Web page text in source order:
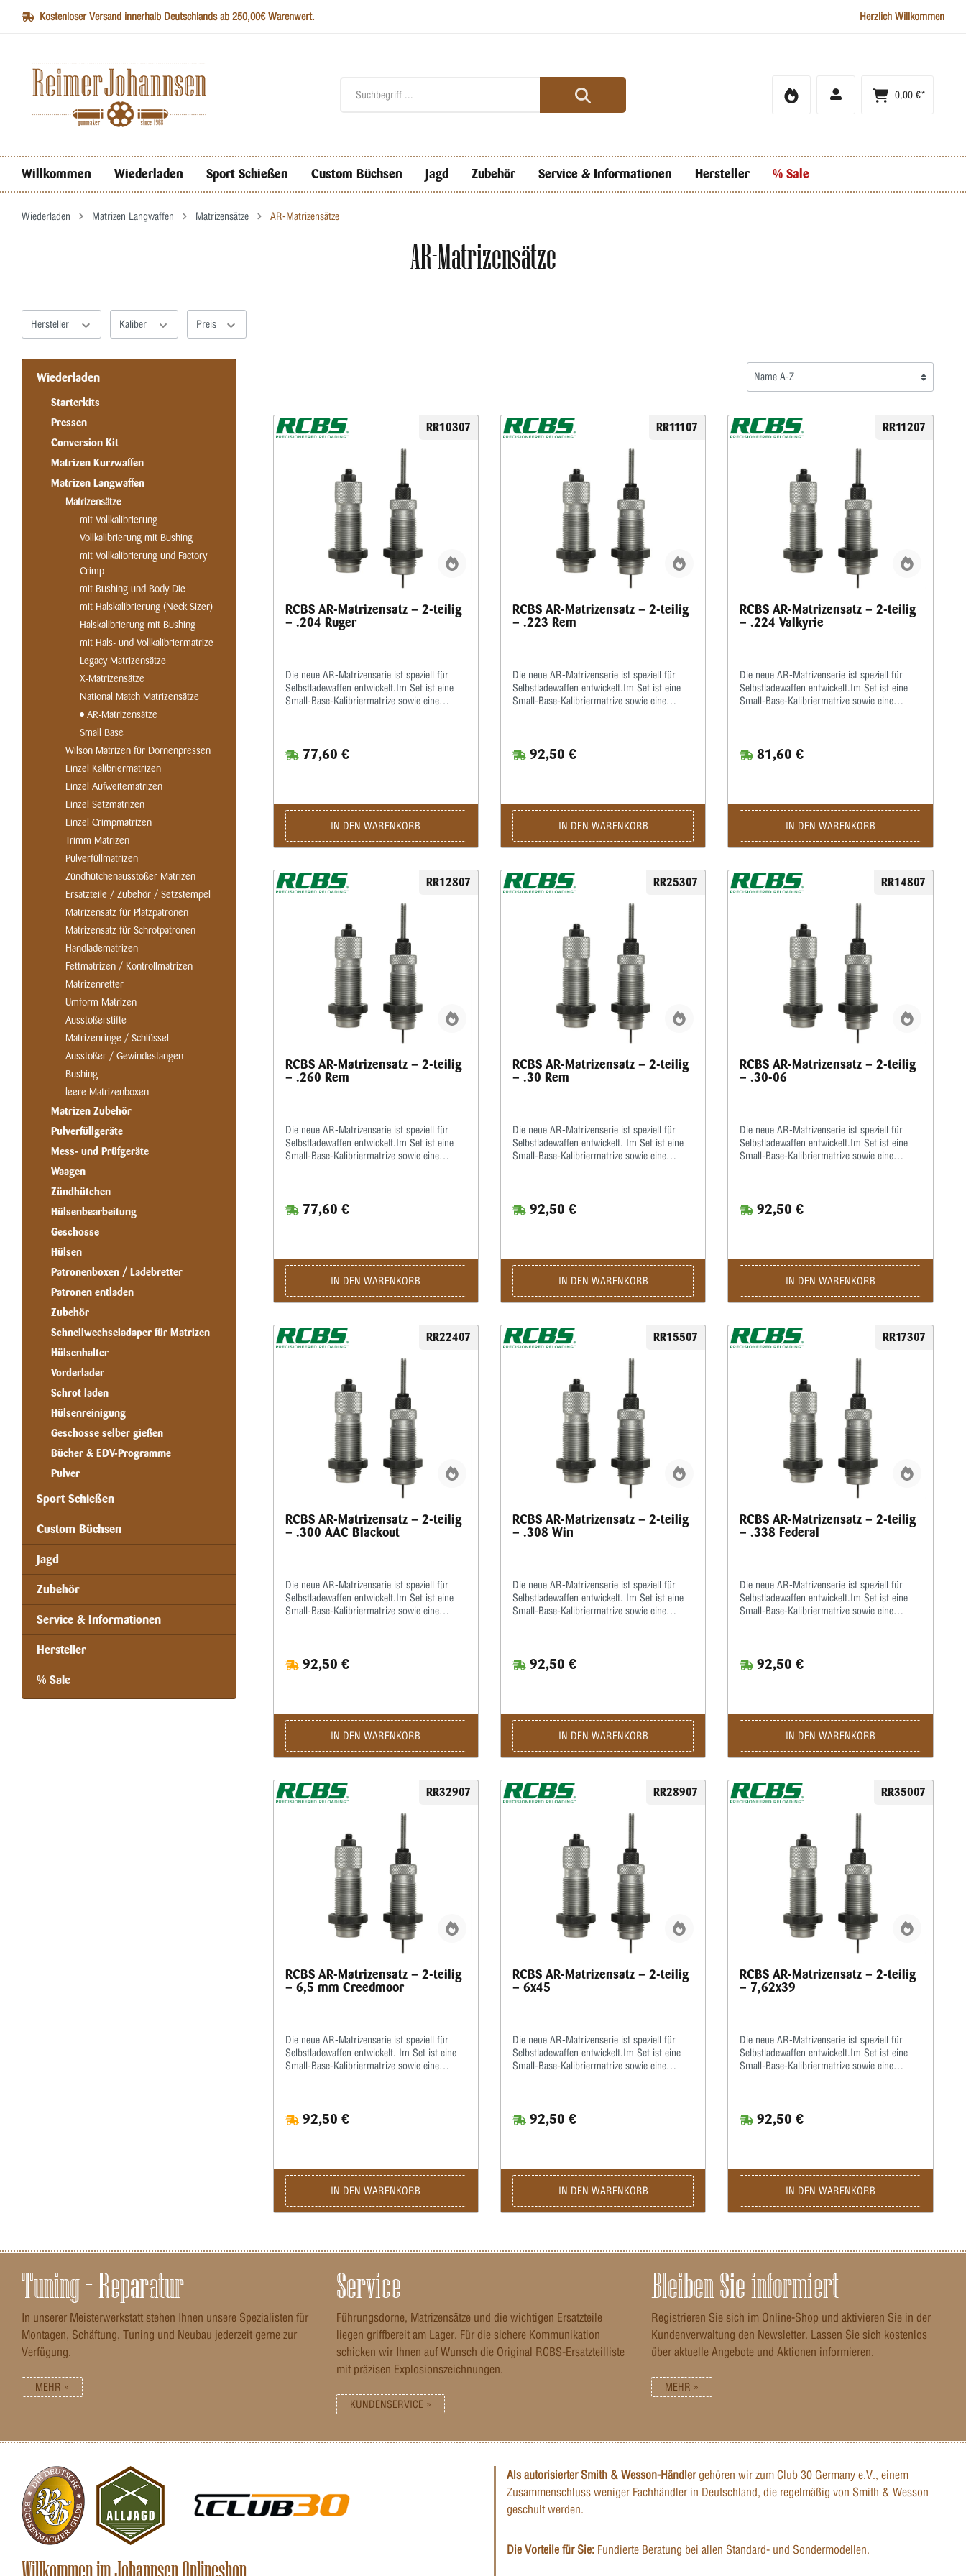
Kostenloser Versand innerhalb Deutschlands ab 250,00€ Warenwert. Herzlich Willkommen
0,00 €*
Willkommen Wiederladen Sport Schießen Custom Büchsen Jagd Zubehör Service & Informationen Hersteller % Sale
Wiederladen Matrizen Langwaffen Matrizensätze AR-Matrizensätze
AR-Matrizensätze
Hersteller Kaliber Preis
Wiederladen
Starterkits
Pressen
Conversion Kit
Matrizen Kurzwaffen
Matrizen Langwaffen
Matrizensätze
mit Vollkalibrierung
Vollkalibrierung mit Bushing
mit Vollkalibrierung und Factory
Crimp
mit Bushing und Body Die
mit Halskalibrierung (Neck Sizer)
Halskalibrierung mit Bushing
mit Hals- und Vollkalibriermatrize
Legacy Matrizensätze
X-Matrizensätze
National Match Matrizensätze
AR-Matrizensätze
Small Base
Wilson Matrizen für Dornenpressen
Einzel Kalibriermatrizen
Einzel Aufweitematrizen
Einzel Setzmatrizen
Einzel Crimpmatrizen
Trimm Matrizen
Pulverfüllmatrizen
Zündhütchenausstoßer Matrizen
Ersatzteile / Zubehör / Setzstempel
Matrizensatz für Platzpatronen
Matrizensatz für Schrotpatronen
Handladematrizen
Fettmatrizen / Kontrollmatrizen
Matrizenretter
Umform Matrizen
Ausstoßerstifte
Matrizenringe / Schlüssel
Ausstoßer / Gewindestangen
Bushing
leere Matrizenboxen
Matrizen Zubehör
Pulverfüllgeräte
Mess- und Prüfgeräte
Waagen
Zündhütchen
Hülsenbearbeitung
Geschosse
Hülsen
Patronenboxen / Ladebretter
Patronen entladen
Zubehör
Schnellwechseladaper für Matrizen
Hülsenhalter
Vorderlader
Schrot laden
Hülsenreinigung
Geschosse selber gießen
Bücher & EDV-Programme
Pulver
Sport Schießen
Custom Büchsen
Jagd
Zubehör
Service & Informationen
Hersteller
% Sale
RR10307
RCBS AR-Matrizensatz – 2-teilig
– .204 Ruger
Die neue AR-Matrizenserie ist speziell für
Selbstladewaffen entwickelt.Im Set ist eine
Small-Base-Kalibriermatrize sowie eine
kalibriert.Der Taper-Crimp garantiert einen
festen Geschosssitz auch bei Geschossen
Hülsenlängen, wie sie beim Rollcrimpen
entstehen können, werden hierdurch
ebenfalls vermieden.
77,60 €
IN DEN WARENKORB
RR11107
RCBS AR-Matrizensatz – 2-teilig
– .223 Rem
Die neue AR-Matrizenserie ist speziell für
Selbstladewaffen entwickelt.Im Set ist eine
Small-Base-Kalibriermatrize sowie eine
kalibriert.Der Taper-Crimp garantiert einen
festen Geschosssitz auch bei Geschossen
Hülsenlängen, wie sie beim Rollcrimpen
entstehen können, werden hierdurch
ebenfalls vermieden.
92,50 €
IN DEN WARENKORB
RR11207
RCBS AR-Matrizensatz – 2-teilig
– .224 Valkyrie
Die neue AR-Matrizenserie ist speziell für
Selbstladewaffen entwickelt.Im Set ist eine
Small-Base-Kalibriermatrize sowie eine
kalibriert.Der Taper-Crimp garantiert einen
festen Geschosssitz auch bei Geschossen
Hülsenlängen, wie sie beim Rollcrimpen
entstehen können, werden hierdurch
ebenfalls vermieden.
81,60 €
IN DEN WARENKORB
RR12807
RCBS AR-Matrizensatz – 2-teilig
– .260 Rem
Die neue AR-Matrizenserie ist speziell für
Selbstladewaffen entwickelt.Im Set ist eine
Small-Base-Kalibriermatrize sowie eine
kalibriert.Der Taper-Crimp garantiert einen
festen Geschosssitz auch bei Geschossen
Hülsenlängen, wie sie beim Rollcrimpen
entstehen können, werden hierdurch
ebenfalls vermieden.
77,60 €
IN DEN WARENKORB
RR25307
RCBS AR-Matrizensatz – 2-teilig
– .30 Rem
Die neue AR-Matrizenserie ist speziell für
Selbstladewaffen entwickelt. Im Set ist eine
Small-Base-Kalibriermatrize sowie eine
kalibriert.Der Taper-Crimp garantiert einen
festen Geschosssitz auch bei Geschossen
Hülsenlängen, wie sie beim Rollcrimpen
entstehen können, werden hierdurch
ebenfalls vermieden.
92,50 €
IN DEN WARENKORB
RR14807
RCBS AR-Matrizensatz – 2-teilig
– .30-06
Die neue AR-Matrizenserie ist speziell für
Selbstladewaffen entwickelt.Im Set ist eine
Small-Base-Kalibriermatrize sowie eine
kalibriert.Der Taper-Crimp garantiert einen
festen Geschosssitz auch bei Geschossen
Hülsenlängen, wie sie beim Rollcrimpen
entstehen können, werden hierdurch
ebenfalls vermieden.
92,50 €
IN DEN WARENKORB
RR22407
RCBS AR-Matrizensatz – 2-teilig
– .300 AAC Blackout
Die neue AR-Matrizenserie ist speziell für
Selbstladewaffen entwickelt.Im Set ist eine
Small-Base-Kalibriermatrize sowie eine
kalibriert.Der Taper-Crimp garantiert einen
festen Geschosssitz auch bei Geschossen
Hülsenlängen, wie sie beim Rollcrimpen
entstehen können, werden hierdurch
ebenfalls vermieden.
92,50 €
IN DEN WARENKORB
RR15507
RCBS AR-Matrizensatz – 2-teilig
– .308 Win
Die neue AR-Matrizenserie ist speziell für
Selbstladewaffen entwickelt. Im Set ist eine
Small-Base-Kalibriermatrize sowie eine
kalibriert.Der Taper-Crimp garantiert einen
festen Geschosssitz auch bei Geschossen
Hülsenlängen, wie sie beim Rollcrimpen
entstehen können, werden hierdurch
ebenfalls vermieden.
92,50 €
IN DEN WARENKORB
RR17307
RCBS AR-Matrizensatz – 2-teilig
– .338 Federal
Die neue AR-Matrizenserie ist speziell für
Selbstladewaffen entwickelt.Im Set ist eine
Small-Base-Kalibriermatrize sowie eine
kalibriert.Der Taper-Crimp garantiert einen
festen Geschosssitz auch bei Geschossen
Hülsenlängen, wie sie beim Rollcrimpen
entstehen können, werden hierdurch
ebenfalls vermieden.
92,50 €
IN DEN WARENKORB
RR32907
RCBS AR-Matrizensatz – 2-teilig
– 6,5 mm Creedmoor
Die neue AR-Matrizenserie ist speziell für
Selbstladewaffen entwickelt. Im Set ist eine
Small-Base-Kalibriermatrize sowie eine
kalibriert.Der Taper-Crimp garantiert einen
festen Geschosssitz auch bei Geschossen
Hülsenlängen, wie sie beim Rollcrimpen
entstehen können, werden hierdurch
ebenfalls vermieden.
92,50 €
IN DEN WARENKORB
RR28907
RCBS AR-Matrizensatz – 2-teilig
– 6x45
Die neue AR-Matrizenserie ist speziell für
Selbstladewaffen entwickelt.Im Set ist eine
Small-Base-Kalibriermatrize sowie eine
kalibriert.Der Taper-Crimp garantiert einen
festen Geschosssitz auch bei Geschossen
Hülsenlängen, wie sie beim Rollcrimpen
entstehen können, werden hierdurch
ebenfalls vermieden.
92,50 €
IN DEN WARENKORB
RR35007
RCBS AR-Matrizensatz – 2-teilig
– 7,62x39
Die neue AR-Matrizenserie ist speziell für
Selbstladewaffen entwickelt.Im Set ist eine
Small-Base-Kalibriermatrize sowie eine
kalibriert.Der Taper-Crimp garantiert einen
festen Geschosssitz auch bei Geschossen
Hülsenlängen, wie sie beim Rollcrimpen
entstehen können, werden hierdurch
ebenfalls vermieden.
92,50 €
IN DEN WARENKORB
Tuning – Reparatur
In unserer Meisterwerkstatt stehen Ihnen unsere Spezialisten für
Montagen, Schäftung, Tuning und Neubau jederzeit gerne zur
Verfügung.
MEHR »
Service
Führungsdorne, Matrizensätze und die wichtigen Ersatzteile
liegen griffbereit am Lager. Für die sichere Kommunikation
schicken wir Ihnen auf Wunsch die Original RCBS-Ersatzteilliste
mit präzisen Explosionszeichnungen.
KUNDENSERVICE »
Bleiben Sie informiert
Registrieren Sie sich im Online-Shop und aktivieren Sie in der
Kundenverwaltung den Newsletter. Lassen Sie sich kostenlos
über aktuelle Angebote und Aktionen informieren.
MEHR »
Willkommen im Johannsen Onlineshop ...
Als autorisierter Smith & Wesson-Händlergehören wir zum Club 30 Germany e.V., einem
Zusammenschluss weniger Fachhändler in Deutschland, die regelmäßig von Smith & Wesson
geschult werden.
Die Vorteile für Sie: Fundierte Beratung bei allen Standard- und Sondermodellen.